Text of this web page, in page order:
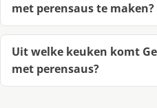
met perensaus te maken?
Uit welke keuken komt
met perensaus?